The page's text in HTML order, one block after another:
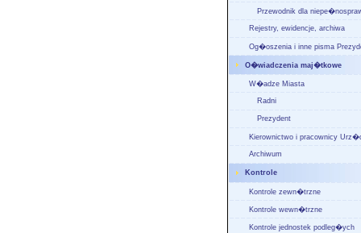
Przewodnik dla
Rejestry, ewidencje, archiwa
Og�oszenia i inne pisma
O�wiadczenia maj�tkowe
W�adze Miasta
Radni
Prezydent
Kierownictwo i pracownicy
Archiwum
Kontrole
Kontrole zewn�trzne
Kontrole wewn�trzne
Kontrole jednostek podleg�ych